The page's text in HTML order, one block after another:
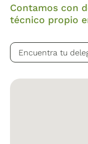
Contamos con
técnico propio